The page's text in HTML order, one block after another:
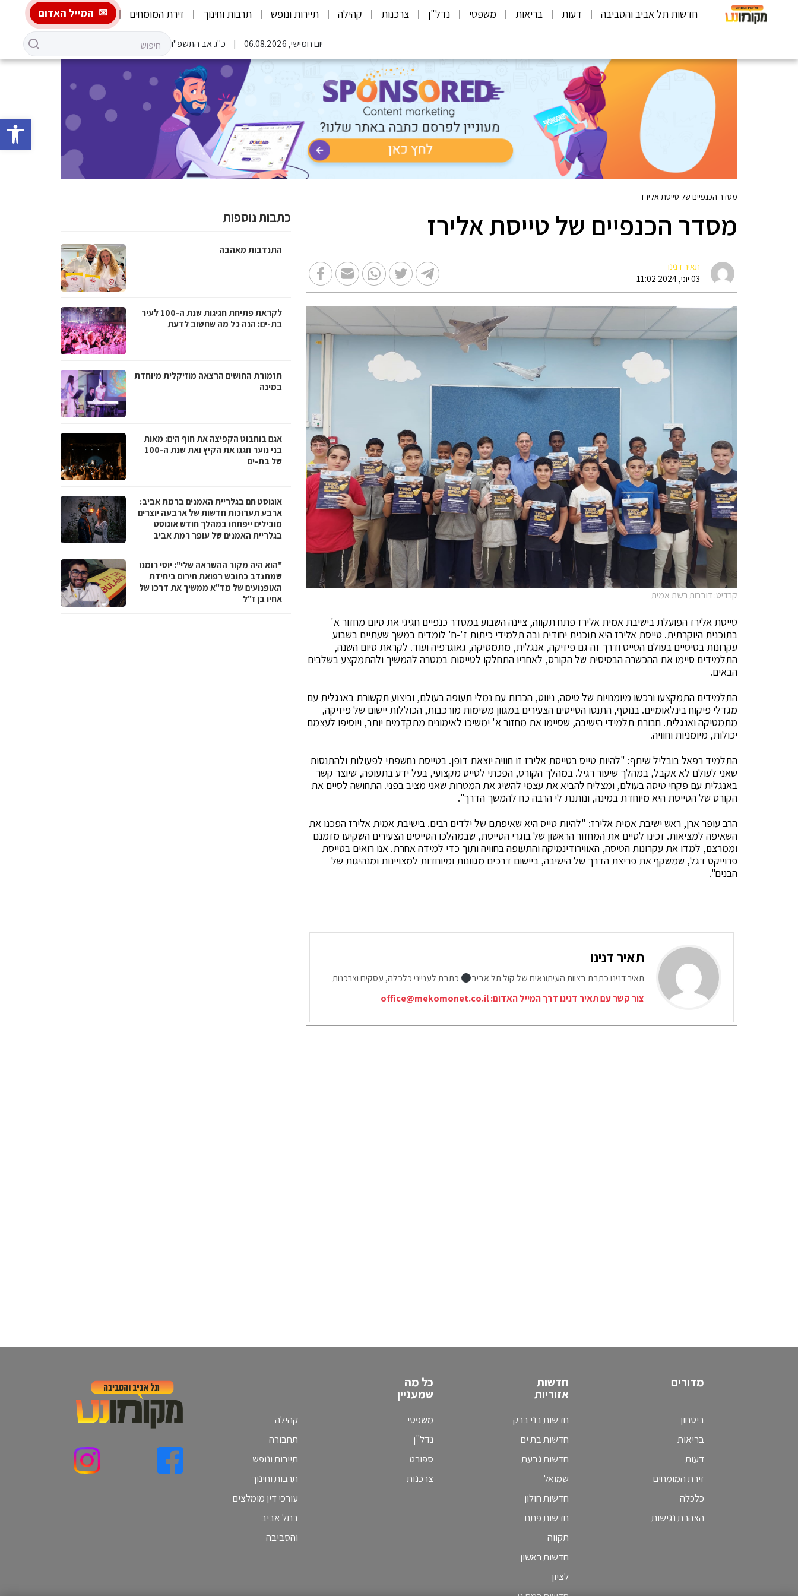
פתח
חדשות תל אביב והסביבה דעות בריאות משפטי נדל"ן צרכנות קהילה תיירות ונופש תרבות וחינוך זירת המומחים המייל האדום
יום חמישי, 06.08.2026 כ"ג אב התשפ"ו
מסדר הכנפיים של טייסת אלירז
מסדר הכנפיים של טייסת אלירז
תאיר דנינו
03 יוני, 2024 11:02
קרדיט: דוברות רשת אמית
טייסת אלירז הפועלת בישיבת אמית אלירז פתח תקווה, ציינה השבוע במסדר כנפיים חגיגי את סיום מחזור א'
בתוכנית היוקרתית. טייסת אלירז היא תוכנית יחודית ובה תלמידי כיתות ז'-ח' לומדים במשך שעתיים בשבוע
עקרונות בסיסיים בעולם הטייס ודרך זה גם פיזיקה, אנגלית, מתמטיקה, גאוגרפיה ועוד. לקראת סיום השנה,
התלמידים סיימו את ההכשרה הבסיסית של הקורס, לאחריו התחלקו לטייסות במטרה להמשיך ולהתמקצע בשלבים
הבאים.
התלמידים התמקצעו ורכשו מיומנויות של טיסה, ניווט, הכרות עם נמלי תעופה בעולם, וביצוע תקשורת באנגלית עם
מגדלי פיקוח בינלאומיים. בנוסף, התנסו הטייסים הצעירים במגוון משימות מורכבות, הכוללות יישום של פיזיקה,
מתמטיקה ואנגלית. חבורת תלמידי הישיבה, שסיימו את מחזור א' ימשיכו לאימונים מתקדמים יותר, ויוסיפו לעצמם
יכולות, מיומניות וחוויה.
התלמיד רפאל בובליל שיתף: "להיות טייס בטייסת אלירז זו חוויה יוצאת דופן. בטייסת נחשפתי לפעולות ולהתנסות
שאני לעולם לא אקבל, במהלך שיעור רגיל. במהלך הקורס, הפכתי לטייס מקצועי, בעל ידע בתעופה, שיוצר קשר
באנגלית עם פקחי טיסה בעולם, ומצליח להביא את עצמי להשיג את המטרות שאני מציב בפני. התחושה לסיים את
הקורס של הטייסת היא מיוחדת במינה, ונותנת לי הרבה כח להמשך הדרך".
הרב עופר ארן, ראש ישיבת אמית אלירז: "להיות טייס היא שאיפתם של ילדים רבים. בישיבת אמית אלירז הפכנו את
השאיפה למציאות. זכינו לסיים את המחזור הראשון של בוגרי הטייסת, שבמהלכו הטייסים הצעירים השקיעו מזמנם
וממרצם, למדו את עקרונות הטיסה, האווירודינמיקה והתעופה בחוויה ותוך כדי למידה אחרת. אנו רואים בטייסת
פרוייקט דגל, שמשקף את פריצת הדרך של הישיבה, ביישום דרכים מגוונות ומיוחדות למצויינות ומנהיגות של
הבנים".
תאיר דנינו
תאיר דנינו כתבת בצוות העיתונאים של קול תל אביב
כתבת לענייני כלכלה, עסקים וצרכנות
צור קשר עם תאיר דנינו דרך המייל האדום:office@mekomonet.co.il
כתבות נוספות
התנדבות מאהבה
לקראת פתיחת חגיגות שנת ה-100 לעיר
בת-ים: הנה כל מה שחשוב לדעת
תזמורת החושים הרצאה מוזיקלית מיוחדת
במינה
אגם בוחבוט הקפיצה את חוף הים: מאות
בני נוער חגגו את הקיץ ואת שנת ה-100
של בת-ים
אוגוסט חם בגלריית האמנים ברמת אביב:
ארבע תערוכות חדשות של ארבעה יוצרים
מובילים ייפתחו במהלך חודש אוגוסט
בגלריית האמנים של עופר רמת אביב
"הוא היה מקור ההשראה שלי": יוסי רומנו
שמתנדב כחובש רפואת חירום ביחידת
האופנועים של מד"א ממשיך את דרכו של
אחיו בן ז"ל
מדורים
ביטחון
בריאות
דעות
זירת המומחים
כלכלה
הצהרת נגישות
חדשות
אזוריות
חדשות בני ברק
חדשות בת ים
חדשות גבעת
שמואל
חדשות חולון
חדשות פתח
תקווה
חדשות ראשון
לציון
כל מה
שמעניין
משפטי
נדל"ן
ספורט
צרכנות
קהילה
תחבורה
תיירות ונופש
תרבות וחינוך
עורכי דין מומלצים
בתל אביב
והסביבה